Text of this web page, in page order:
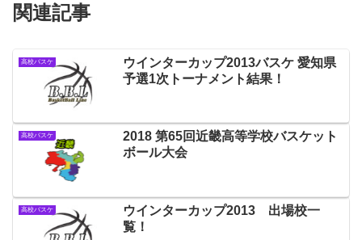
関連記事
高校バスケ
ウインターカップ2013バスケ 愛知県
予選1次トーナメント結果！
高校バスケ
2018 第65回近畿高等学校バスケット
ボール大会
高校バスケ
ウインターカップ2013 出場校一
覧！